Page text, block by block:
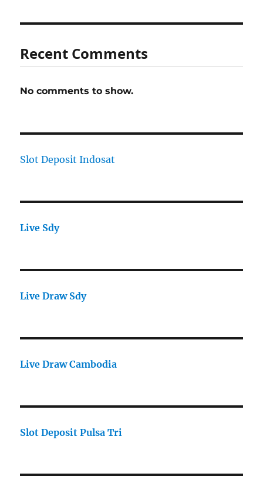
Recent Comments
No comments to show.
Slot Deposit Indosat
Live Sdy
Live Draw Sdy
Live Draw Cambodia
Slot Deposit Pulsa Tri